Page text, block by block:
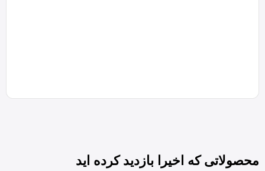
محصولاتی که اخیرا بازدید کرده اید